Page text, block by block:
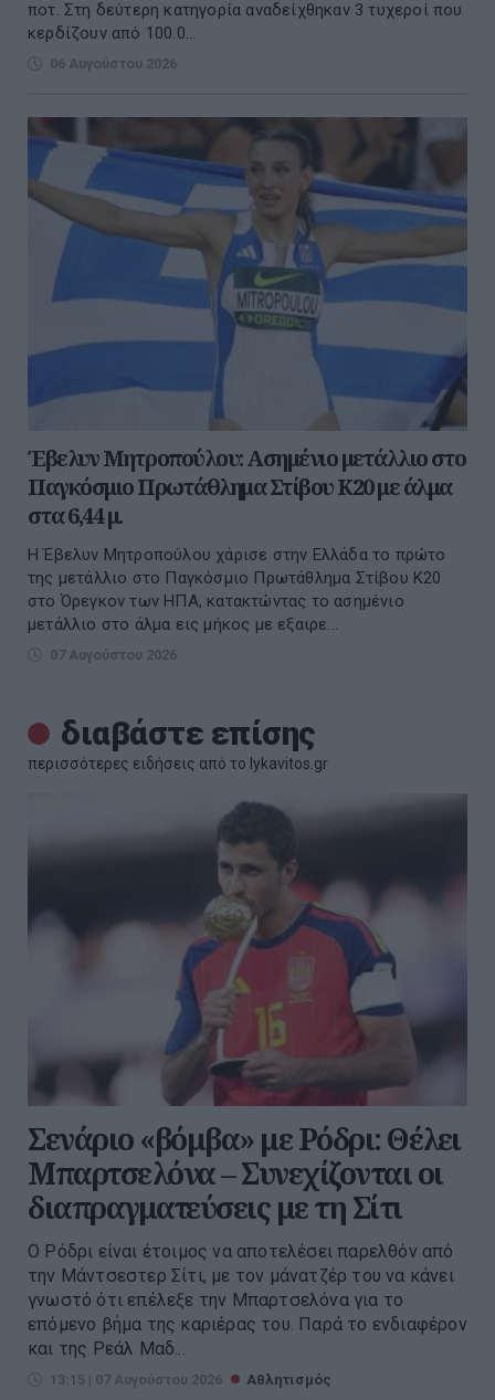
ποτ. Στη δεύτερη κατηγορία αναδείχθηκαν 3 τυχεροί που
κερδίζουν από 100.0...
06 Αυγούστου 2026
Έβελυν Μητροπούλου: Ασημένιο μετάλλιο στο
Παγκόσμιο Πρωτάθλημα Στίβου Κ20 με άλμα
στα 6,44 μ.
Η Έβελυν Μητροπούλου χάρισε στην Ελλάδα το πρώτο
της μετάλλιο στο Παγκόσμιο Πρωτάθλημα Στίβου Κ20
στο Όρεγκον των ΗΠΑ, κατακτώντας το ασημένιο
μετάλλιο στο άλμα εις μήκος με εξαιρε...
07 Αυγούστου 2026
διαβάστε επίσης
περισσότερες ειδήσεις από το lykavitos.gr
Σενάριο «βόμβα» με Ρόδρι: Θέλει
Μπαρτσελόνα – Συνεχίζονται οι
διαπραγματεύσεις με τη Σίτι
Ο Ρόδρι είναι έτοιμος να αποτελέσει παρελθόν από
την Μάντσεστερ Σίτι, με τον μάνατζέρ του να κάνει
γνωστό ότι επέλεξε την Μπαρτσελόνα για το
επόμενο βήμα της καριέρας του. Παρά το ενδιαφέρον
και της Ρεάλ Μαδ...
13:15 | 07 Αυγούστου 2026 Αθλητισμός